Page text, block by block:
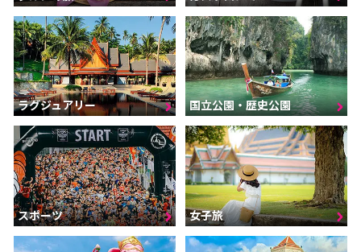
ラグジュアリー 国立公園・歴史公園
スポーツ 女子旅